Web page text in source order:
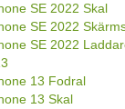
SE 2022 Skal
SE 2022
SE 2022
13 Fodral
13 Skal